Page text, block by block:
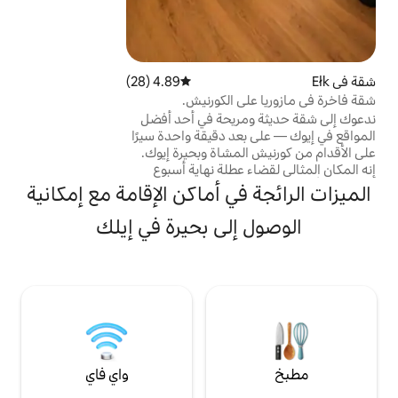
متوسط التقييم 4.89 من 5، 28 مراجعات
4.89 (28)
الكورنيش.
في أحد أفضل
دقيقة واحدة سيرًا
وبحيرة إيوك.
نهاية أسبوع
أو عطلة في
تم تأثيث الشقة
المشرق والسرير
(ساونا فنلندية ، بايل تدليك ، كهف الملح) يطل
على البحيرة.
أماكن الإقامة مع إمكانية
بحيرة في إيلك
واي فاي